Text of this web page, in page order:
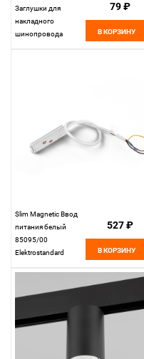
Заглушки для
накладного
шинопровода
79 ₽
В КОРЗИНУ
Slim Magnetic Ввод
питания белый
85095/00
Elektrostandard
527 ₽
В КОРЗИНУ